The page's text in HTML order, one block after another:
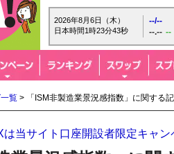
2026年8月6日（木）
日本時間1時23分44秒
--/--
--.-- --
覧 > 「ISM非製造業景況感指数」に関する
は当サイト口座開設者限定キャ